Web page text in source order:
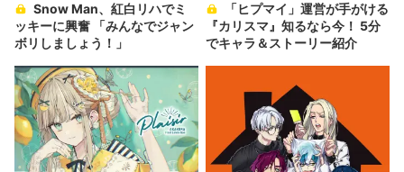
ッキーに興奮 「みんなでジャン
ボリしましょう！」
『カリスマ』知るなら今！ 5分
でキャラ＆ストーリー紹介